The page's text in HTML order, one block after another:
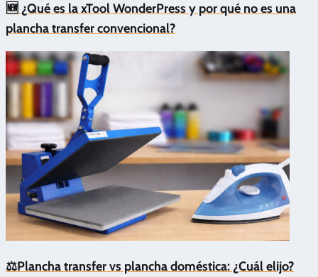
🆕 ¿Qué es la xTool WonderPress y por qué no es una
plancha transfer convencional?
⚖️Plancha transfer vs plancha doméstica: ¿Cuál elijo?